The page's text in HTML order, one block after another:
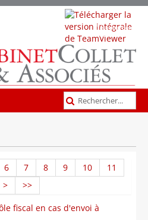
Télécharger
TeamViewer
6 7 8 9 10
11
> >>